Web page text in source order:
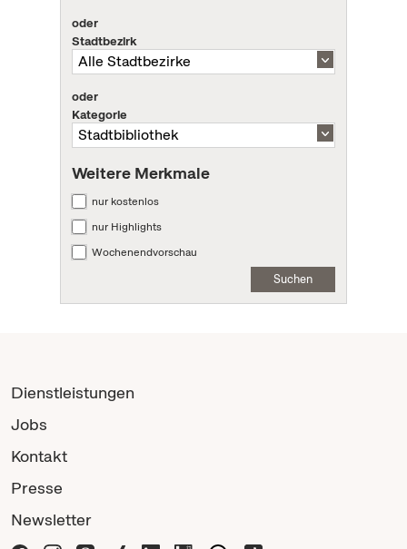
oder
Stadtbezirk
oder
Kategorie
Weitere Merkmale
nur kostenlos
nur Highlights
Wochenendvorschau
Suchen
Dienstleistungen
Jobs
Kontakt
Presse
Newsletter